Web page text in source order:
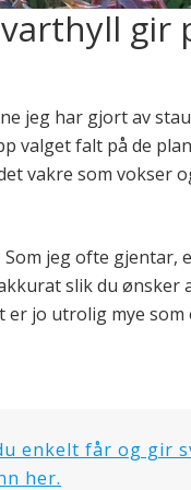
gir
jeg har gjort av
valget falt på de
vakre som vokser
jeg ofte gjentar,
slik du ønsker
er jo utrolig mye som
enkelt får og gir
her.